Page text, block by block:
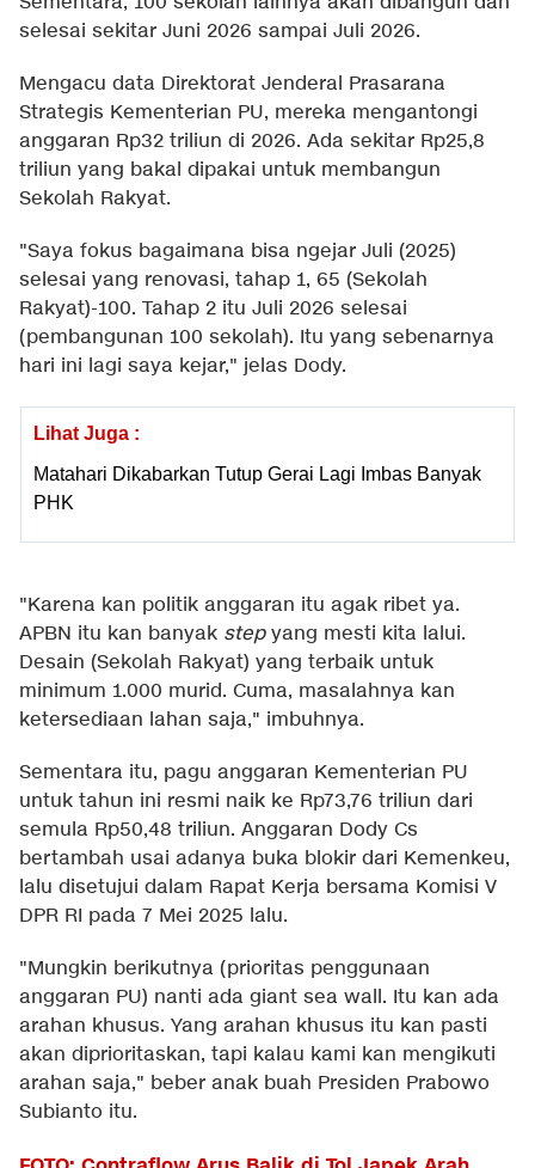
selesai sekitar Juni 2026 sampai Juli 2026.
Mengacu data Direktorat Jenderal Prasarana
Strategis Kementerian PU, mereka mengantongi
anggaran Rp32 triliun di 2026. Ada sekitar Rp25,8
triliun yang bakal dipakai untuk membangun
Sekolah Rakyat.
"Saya fokus bagaimana bisa ngejar Juli (2025)
selesai yang renovasi, tahap 1, 65 (Sekolah
Rakyat)-100. Tahap 2 itu Juli 2026 selesai
(pembangunan 100 sekolah). Itu yang sebenarnya
hari ini lagi saya kejar," jelas Dody.
Lihat Juga :
Matahari Dikabarkan Tutup Gerai Lagi Imbas Banyak
PHK
"Karena kan politik anggaran itu agak ribet ya.
APBN itu kan banyak stepyang mesti kita lalui.
Desain (Sekolah Rakyat) yang terbaik untuk
minimum 1.000 murid. Cuma, masalahnya kan
ketersediaan lahan saja," imbuhnya.
Sementara itu, pagu anggaran Kementerian PU
untuk tahun ini resmi naik ke Rp73,76 triliun dari
semula Rp50,48 triliun. Anggaran Dody Cs
bertambah usai adanya buka blokir dari Kemenkeu,
lalu disetujui dalam Rapat Kerja bersama Komisi V
DPR RI pada 7 Mei 2025 lalu.
"Mungkin berikutnya (prioritas penggunaan
anggaran PU) nanti ada giant sea wall. Itu kan ada
arahan khusus. Yang arahan khusus itu kan pasti
akan diprioritaskan, tapi kalau kami kan mengikuti
arahan saja," beber anak buah Presiden Prabowo
Subianto itu.